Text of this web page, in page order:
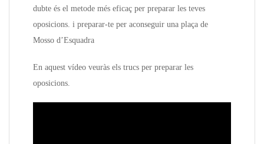
dubte és el metode més eficaç per preparar les teves
oposicions. i preparar-te per aconseguir una plaça de
Mosso d’Esquadra
En aquest vídeo veuràs els trucs per preparar les
oposicions.